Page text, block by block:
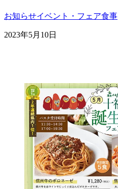
お知らせイベント・フェア食事
2023年5月10日